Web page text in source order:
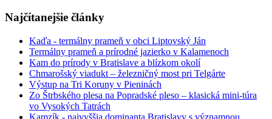
Najčítanejšie články
Kaďa - termálny prameň v obci Liptovský Ján
Termálny prameň a prírodné jazierko v Kalamenoch
Kam do prírody v Bratislave a blízkom okolí
Chmarošský viadukt – železničný most pri Telgárte
Výstup na Tri Koruny v Pieninách
Zo Štrbského plesa na Popradské pleso – klasická mini-túra
vo Vysokých Tatrách
Kamzík - najvyššia dominanta Bratislavy s významnou